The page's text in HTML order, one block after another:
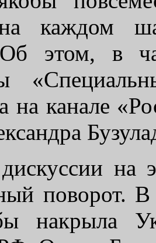
каждом
этом, в
на канале
на
поворот. В
накрыла